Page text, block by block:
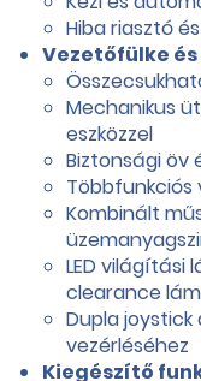
Hiba riasztó
Vezetőfülke
Mechanikus
eszközzel
Biztonsági öv
Többfunkciós
Kombinált
LED világítási
clearance
Dupla joystick
vezérléséhez
Kiegészítő